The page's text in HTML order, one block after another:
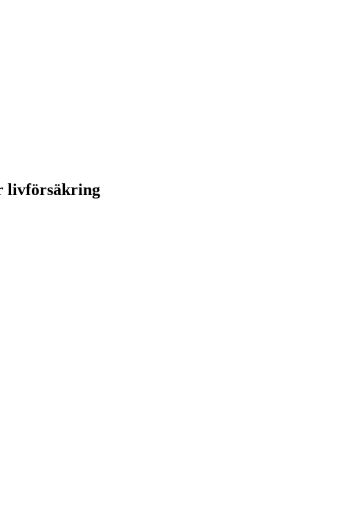
livförsäkring